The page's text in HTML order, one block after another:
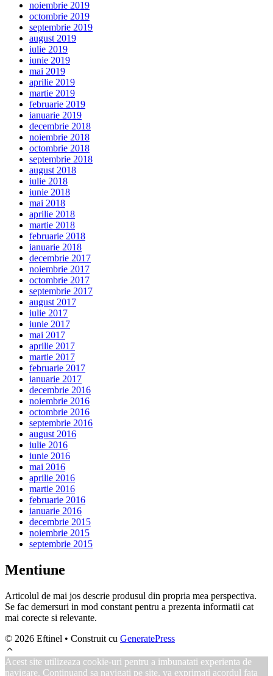
noiembrie 2019
octombrie 2019
septembrie 2019
august 2019
iulie 2019
iunie 2019
mai 2019
aprilie 2019
martie 2019
februarie 2019
ianuarie 2019
decembrie 2018
noiembrie 2018
octombrie 2018
septembrie 2018
august 2018
iulie 2018
iunie 2018
mai 2018
aprilie 2018
martie 2018
februarie 2018
ianuarie 2018
decembrie 2017
noiembrie 2017
octombrie 2017
septembrie 2017
august 2017
iulie 2017
iunie 2017
mai 2017
aprilie 2017
martie 2017
februarie 2017
ianuarie 2017
decembrie 2016
noiembrie 2016
octombrie 2016
septembrie 2016
august 2016
iulie 2016
iunie 2016
mai 2016
aprilie 2016
martie 2016
februarie 2016
ianuarie 2016
decembrie 2015
noiembrie 2015
septembrie 2015
Mentiune
Articolul de mai jos descrie produsul din propria mea perspectiva.
Se fac demersuri in mod constant pentru a prezenta informatii cat
mai corecte si relevante.
© 2026 Eftinel • Construit cu GeneratePress
Acest site utilizeaza cookie-uri pentru a imbunatati experienta de
navigare. Continuand sa navigati pe site, va exprimati acordul fata